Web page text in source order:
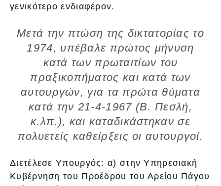
γενικότερο ενδιαφέρον.
Μετά την πτώση της δικτατορίας το
1974, υπέβαλε πρώτος μήνυση
κατά των πρωταιτίων του
πραξικοπήματος και κατά των
αυτουργών, για τα πρώτα θύματα
κατά την 21-4-1967 (Β. Πεσλή,
κ.λπ.), και καταδικάστηκαν σε
πολυετείς καθείρξεις οι αυτουργοί.
Διετέλεσε Υπουργός: α) στην Υπηρεσιακή
Κυβέρνηση του Προέδρου του Αρείου Πάγου